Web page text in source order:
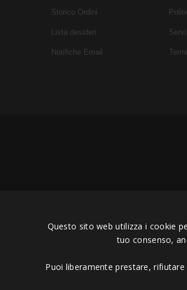
Storico Ordini
Lista desideri
Notifiche Email
Questo sito web utilizza i cookie
tuo consenso,
Puoi liberamente prestare,